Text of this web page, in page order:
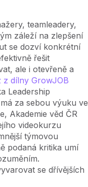
teamleadery,
záleží na zlepšení
se dozví konkrétní
řešit
ale i otevřeně a
z dílny GrowJOB
Leadership
za sebou výuku ve
Akademie věd ČR
videokurzu
týmovou
podaná kritika umí
se dřívějších